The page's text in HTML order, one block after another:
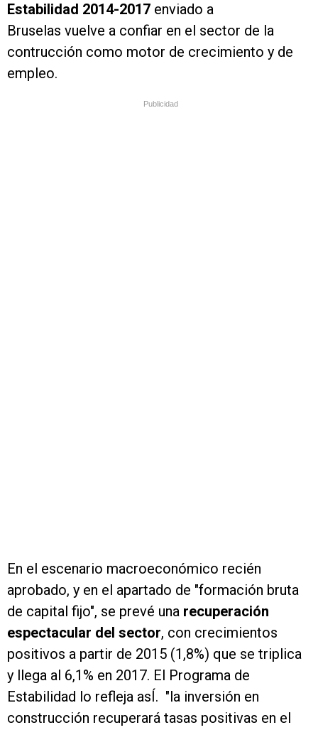
Estabilidad 2014-2017 enviado a
Bruselas vuelve a confiar en el sector de la
contrucción como motor de crecimiento y de
empleo.
Publicidad
En el escenario macroeconómico recién
aprobado, y en el apartado de "formación bruta
de capital fijo", se prevé una recuperación
espectacular del sector, con crecimientos
positivos a partir de 2015 (1,8%) que se triplica
y llega al 6,1% en 2017. El Programa de
Estabilidad lo refleja asÍ. "la inversión en
construcción recuperará tasas positivas en el